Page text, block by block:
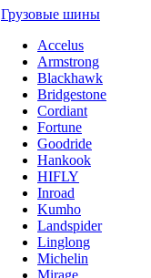
Грузовые шины
Accelus
Armstrong
Blackhawk
Bridgestone
Cordiant
Fortune
Goodride
Hankook
HIFLY
Inroad
Kumho
Landspider
Linglong
Michelin
Mirage